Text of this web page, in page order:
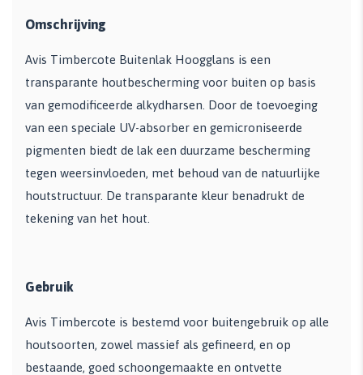
Omschrijving
Avis Timbercote Buitenlak Hoogglans is een
transparante houtbescherming voor buiten op basis
van gemodificeerde alkydharsen. Door de toevoeging
van een speciale UV-absorber en gemicroniseerde
pigmenten biedt de lak een duurzame bescherming
tegen weersinvloeden, met behoud van de natuurlijke
houtstructuur. De transparante kleur benadrukt de
tekening van het hout.
Gebruik
Avis Timbercote is bestemd voor buitengebruik op alle
houtsoorten, zowel massief als gefineerd, en op
bestaande, goed schoongemaakte en ontvette